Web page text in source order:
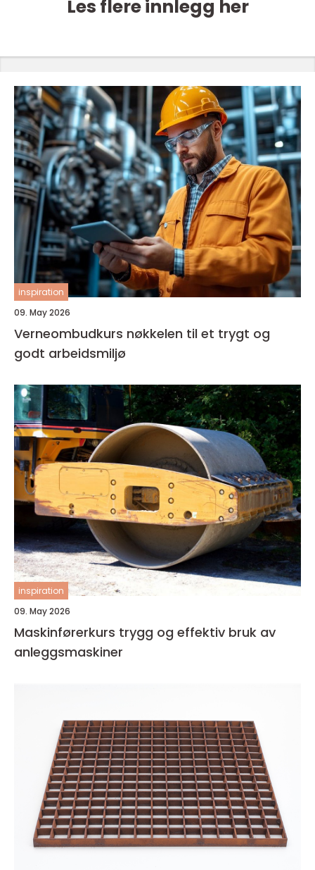
Les flere innlegg her
inspiration
09. May 2026
Verneombudkurs nøkkelen til et trygt og
godt arbeidsmiljø
inspiration
09. May 2026
Maskinførerkurs trygg og effektiv bruk av
anleggsmaskiner